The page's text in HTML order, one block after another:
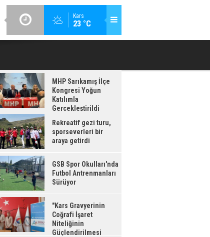
Kars
23 °C
GSB SPOR OKULLARI'NDA FUTBOL ANTRENMANLARI SÜRÜYOR
MHP Sarıkamış İlçe
Kongresi Yoğun
Katılımla
Gerçekleştirildi
Rekreatif gezi turu,
sporseverleri bir
araya getirdi
GSB Spor Okulları'nda
Futbol Antrenmanları
Sürüyor
"Kars Gravyerinin
Coğrafi İşaret
Niteliğinin
Güçlendirilmesi